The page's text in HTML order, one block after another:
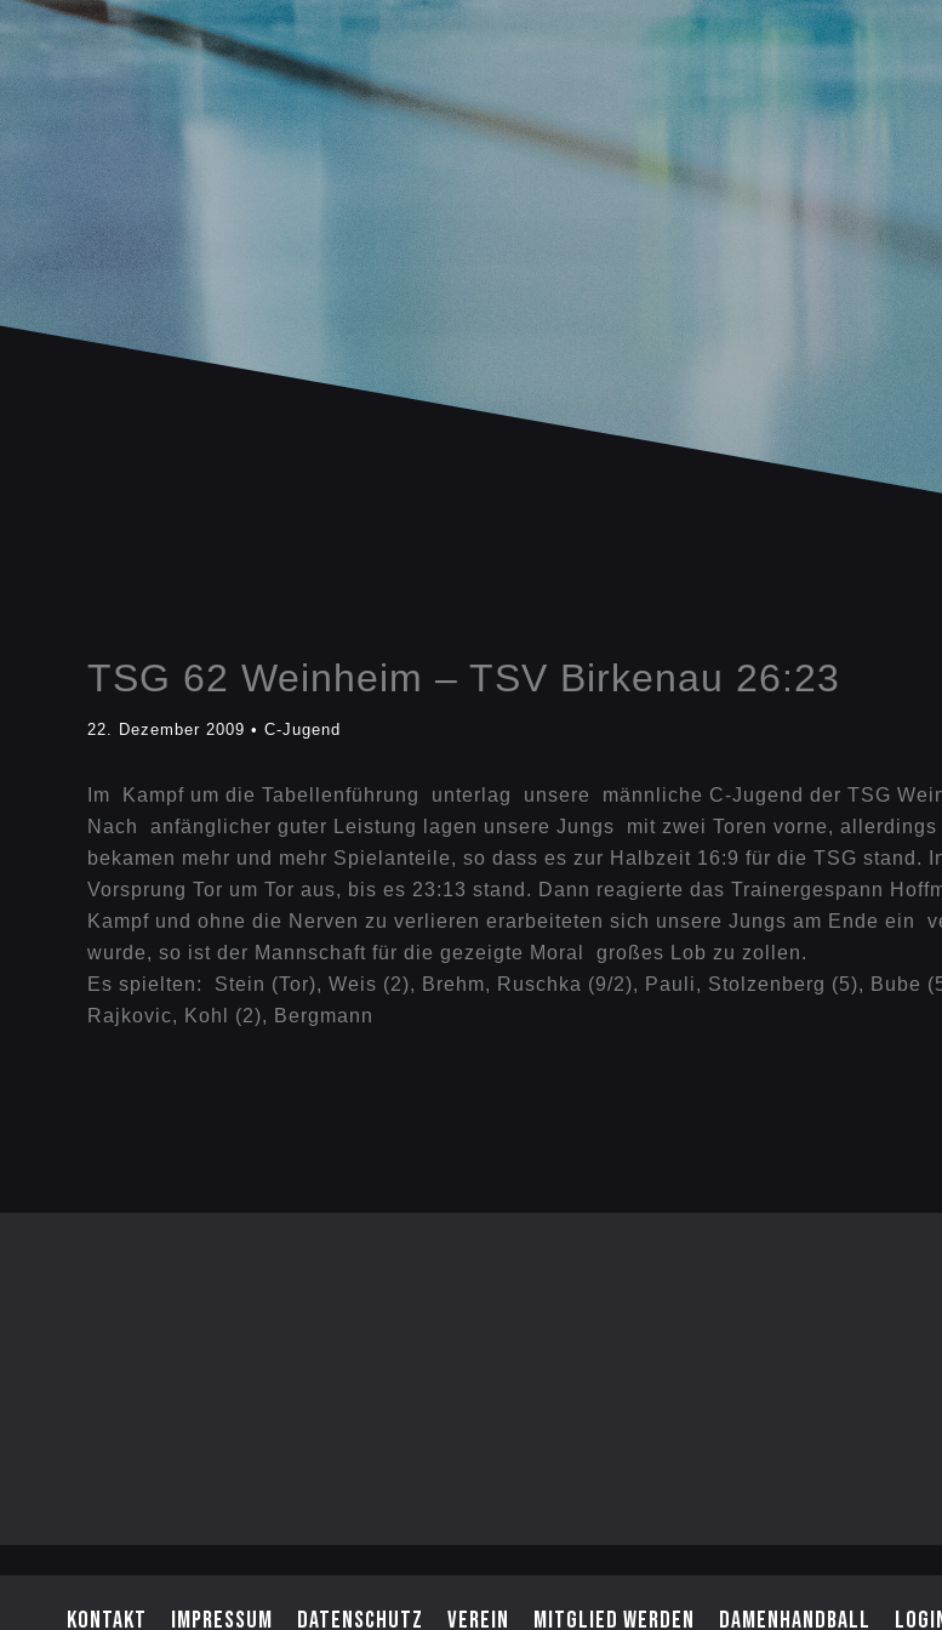
TSG 62 Weinheim – TSV Birkenau 26:23
22. Dezember 2009 • C-Jugend
Im Kampf um die Tabellenführung unterlag unsere männliche C-Jugend der TSG
Nach anfänglicher guter Leistung lagen unsere Jungs mit zwei Toren vorne,
bekamen mehr und mehr Spielanteile, so dass es zur Halbzeit 16:9 für die TSG stand.
Vorsprung Tor um Tor aus, bis es 23:13 stand. Dann reagierte das Trainergespann
Kampf und ohne die Nerven zu verlieren erarbeiteten sich unsere Jungs am Ende
wurde, so ist der Mannschaft für die gezeigte Moral großes Lob zu zollen.
Es spielten: Stein (Tor), Weis (2), Brehm, Ruschka (9/2), Pauli, Stolzenberg (5), Bube
Rajkovic, Kohl (2), Bergmann
Kontakt Impressum Datenschutz Verein Mitglied werden Damenhandball